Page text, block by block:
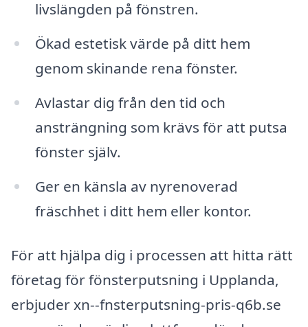
livslängden på fönstren.
Ökad estetisk värde på ditt hem
genom skinande rena fönster.
Avlastar dig från den tid och
ansträngning som krävs för att putsa
fönster själv.
Ger en känsla av nyrenoverad
fräschhet i ditt hem eller kontor.
För att hjälpa dig i processen att hitta rätt
företag för fönsterputsning i Upplanda,
erbjuder xn--fnsterputsning-pris-q6b.se